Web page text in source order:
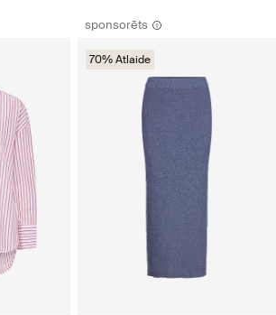
sponsorēts
70% Atlaide